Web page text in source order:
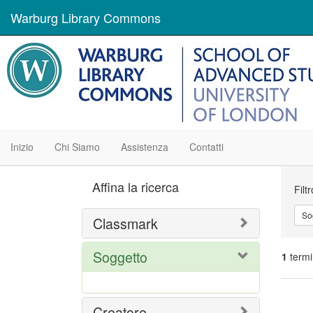
Warburg Library Commons
Inizio Chi Siamo Assistenza Contatti
1
Affina la ricerca
Classmark
Soggetto